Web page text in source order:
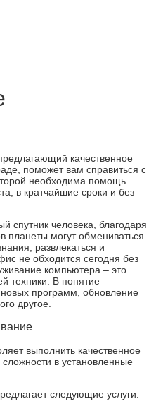
качественное
поможет вам справиться с
необходима помощь
в кратчайшие сроки и без
спутник человека, благодаря
планеты могут обмениваться
развлекаться и
не обходится сегодня без
компьютера – это
техники. В понятие
новых программ, обновление
другое.
выполнить качественное
в установленные
следующие услуги: